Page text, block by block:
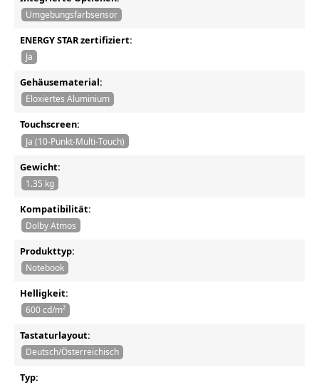
Umgebungsfarbsensor
ENERGY STAR zertifiziert:
Ja
Gehäusematerial:
Eloxiertes Aluminium
Touchscreen:
Ja (10-Punkt-Multi-Touch)
Gewicht:
1.35 kg
Kompatibilität:
Dolby Atmos
Produkttyp:
Notebook
Helligkeit:
600 cd/m²
Tastaturlayout:
Deutsch/Österreichisch
Typ: